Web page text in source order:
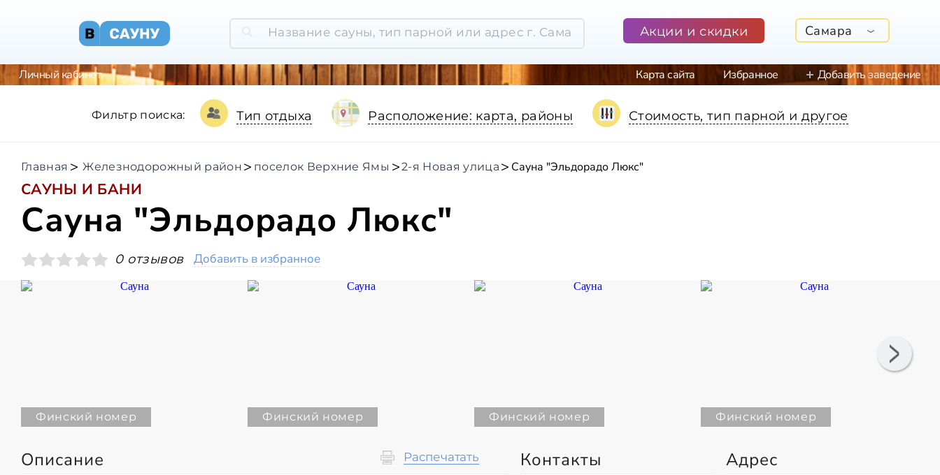
Акции и скидки Самара
Личный кабинет Карта сайта Избранное Добавить заведение
Фильтр поиска: Тип отдыха Расположение: карта, районы Стоимость, тип парной и другое
Главная Железнодорожный район поселок Верхние Ямы 2-я Новая улица Сауна "Эльдорадо Люкс"
САУНЫ И БАНИ
Сауна "Эльдорадо Люкс"
0 отзывов Добавить в избранное
Финский номер Финский номер Финский номер Финский номер
Описание Распечатать Контакты Адрес